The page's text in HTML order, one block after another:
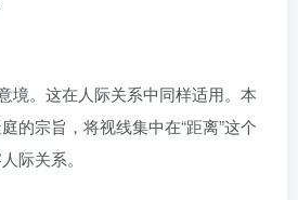
境。这在人际关系中同样适用。本
的宗旨，将视线集中在“距离”这个
际关系。